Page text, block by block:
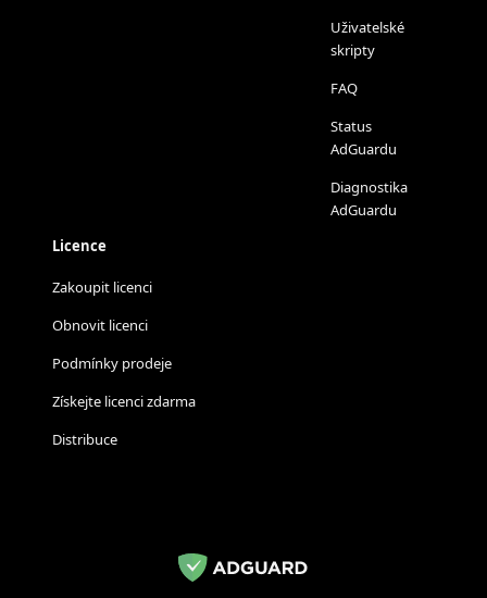
Uživatelské
skripty
FAQ
Status
AdGuardu
Diagnostika
AdGuardu
Licence
Zakoupit licenci
Obnovit licenci
Podmínky prodeje
Získejte licenci zdarma
Distribuce